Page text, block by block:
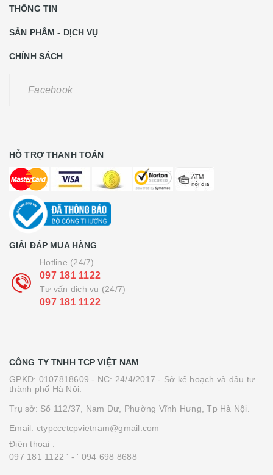
THÔNG TIN
SẢN PHẨM - DỊCH VỤ
CHÍNH SÁCH
Facebook
HỖ TRỢ THANH TOÁN
GIẢI ĐÁP MUA HÀNG
Hotline (24/7)
097 181 1122
Tư vấn dịch vụ (24/7)
097 181 1122
CÔNG TY TNHH TCP VIỆT NAM
GPKD: 0107818609 - NC: 24/4/2017 - Sở kế hoạch và đầu tư
thành phố Hà Nội.
Trụ sở: Số 112/37, Nam Dư, Phường Vĩnh Hưng, Tp Hà Nội.
Email: ctypccctcpvietnam@gmail.com
Điện thoại :
097 181 1122 ' - ' 094 698 8688